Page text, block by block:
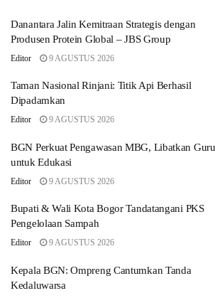
Danantara Jalin Kemitraan Strategis dengan
Produsen Protein Global – JBS Group
Editor 9 AGUSTUS 2026
Taman Nasional Rinjani: Titik Api Berhasil
Dipadamkan
Editor 9 AGUSTUS 2026
BGN Perkuat Pengawasan MBG, Libatkan Guru
untuk Edukasi
Editor 9 AGUSTUS 2026
Bupati & Wali Kota Bogor Tandatangani PKS
Pengelolaan Sampah
Editor 9 AGUSTUS 2026
Kepala BGN: Ompreng Cantumkan Tanda
Kedaluwarsa